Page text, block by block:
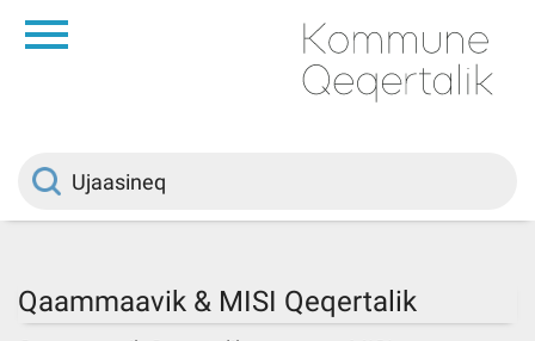
Innuttaasunut
Qaammaavik & MISI Qeqertalik